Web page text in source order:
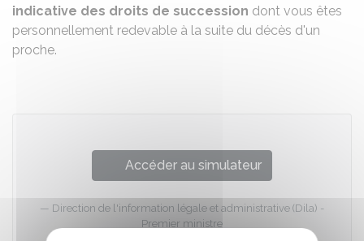
indicative des droits de succession dont vous êtes
personnellement redevable à la suite du décès d'un
proche.
Accéder au simulateur
Direction de l'information légale et administrative (Dila) -
Premier ministre